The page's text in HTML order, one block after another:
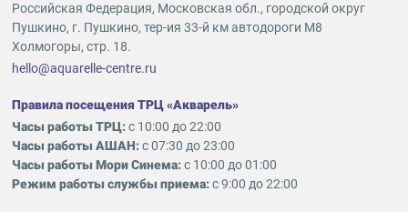
Российская Федерация, Московская обл., городской округ
Пушкино, г. Пушкино, тер-ия 33-й км автодороги М8
Холмогоры, стр. 18.
hello@aquarelle-centre.ru
Правила посещения ТРЦ «Акварель»
Часы работы ТРЦ:с 10:00 до 22:00
Часы работы АШАН:с 07:30 до 23:00
Часы работы Мори Синема:с 10:00 до 01:00
Режим работы службы приема:с 9:00 до 22:00